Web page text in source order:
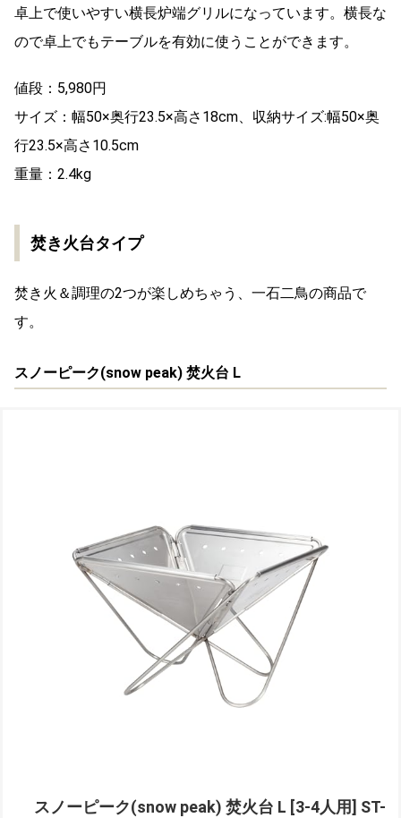
卓上で使いやすい横長炉端グリルになっています。横長な
ので卓上でもテーブルを有効に使うことができます。
値段：5,980円
サイズ：幅50×奥行23.5×高さ18cm、収納サイズ:幅50×奥
行23.5×高さ10.5cm
重量：2.4kg
焚き火台タイプ
焚き火＆調理の2つが楽しめちゃう、一石二鳥の商品で
す。
スノーピーク(snow peak) 焚火台 L
スノーピーク(snow peak) 焚火台 L [3-4人用] ST-